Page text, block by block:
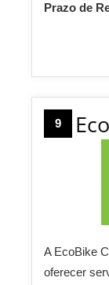
Prazo de
9
A EcoBike
oferecer